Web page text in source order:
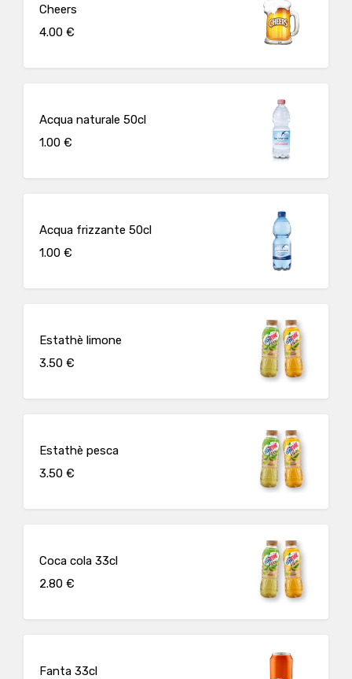
Cheers
4.00 €
Acqua naturale 50cl
1.00 €
Acqua frizzante 50cl
1.00 €
Estathè limone
3.50 €
Estathè pesca
3.50 €
Coca cola 33cl
2.80 €
Fanta 33cl